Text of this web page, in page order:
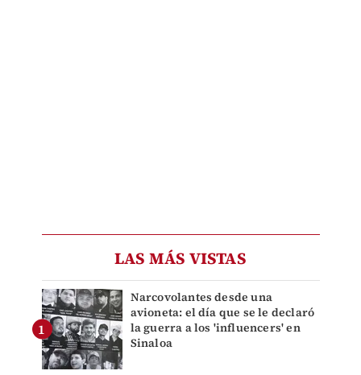
LAS MÁS VISTAS
Narcovolantes desde una
avioneta: el día que se le declaró
la guerra a los 'influencers' en
Sinaloa